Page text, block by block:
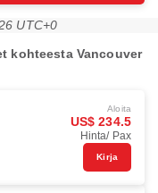
UTC+0
kohteesta Vancouver
Aloita
US$ 234.5
Hinta/ Pax
Kirja